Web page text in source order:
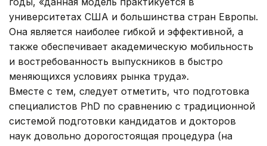
университетах США и большинства стран Европы.
Она является наиболее гибкой и эффективной, а
также обеспечивает академическую мобильность
и востребованность выпускников в быстро
меняющихся условиях рынка труда».
Вместе с тем, следует отметить, что подготовка
специалистов РhD по сравнению с традиционной
системой подготовки кандидатов и докторов
наук довольно дорогостоящая процедура (на